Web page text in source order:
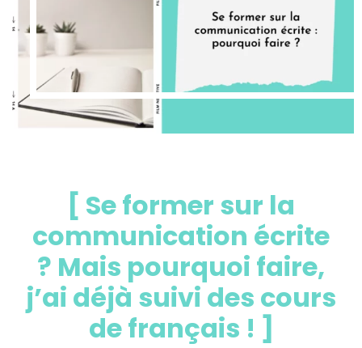
[ Se former sur la
communication écrite
? Mais pourquoi faire,
j’ai déjà suivi des cours
de français ! ]